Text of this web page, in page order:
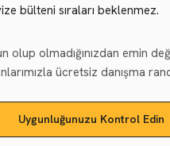
bülteni sıraları beklenmez.
olup olmadığınızdan emin
ücretsiz danışma
Uygunluğunuzu Kontrol Edin